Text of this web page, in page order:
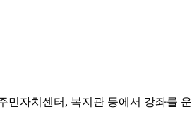
민자치센터, 복지관 등에서 강좌를